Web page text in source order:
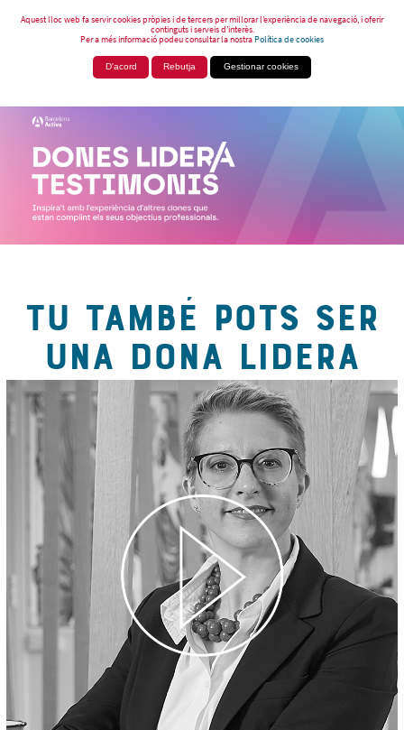
Aquest lloc web fa servir cookies pròpies i de tercers per millorar l’experiència de navegació, i oferir
continguts i serveis d’interès.
Per a més informació podeu consultar la nostraPolítica de cookies
D'acord Rebutja Gestionar cookies
TU TAMBÉ POTS SER
UNA DONA LIDERA